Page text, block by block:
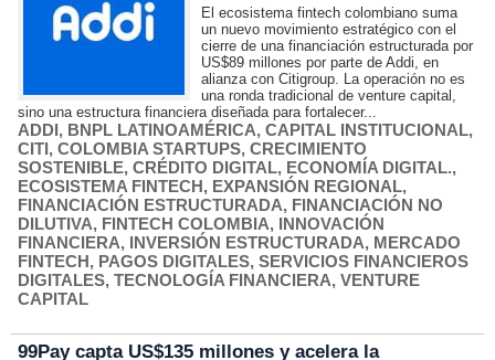
El ecosistema fintech colombiano suma
un nuevo movimiento estratégico con el
cierre de una financiación estructurada por
US$89 millones por parte de Addi, en
alianza con Citigroup. La operación no es
una ronda tradicional de venture capital,
sino una estructura financiera diseñada para fortalecer...
ADDI, BNPL LATINOAMÉRICA, CAPITAL INSTITUCIONAL,
CITI, COLOMBIA STARTUPS, CRECIMIENTO
SOSTENIBLE, CRÉDITO DIGITAL, ECONOMÍA DIGITAL.,
ECOSISTEMA FINTECH, EXPANSIÓN REGIONAL,
FINANCIACIÓN ESTRUCTURADA, FINANCIACIÓN NO
DILUTIVA, FINTECH COLOMBIA, INNOVACIÓN
FINANCIERA, INVERSIÓN ESTRUCTURADA, MERCADO
FINTECH, PAGOS DIGITALES, SERVICIOS FINANCIEROS
DIGITALES, TECNOLOGÍA FINANCIERA, VENTURE
CAPITAL
99Pay capta US$135 millones y acelera la